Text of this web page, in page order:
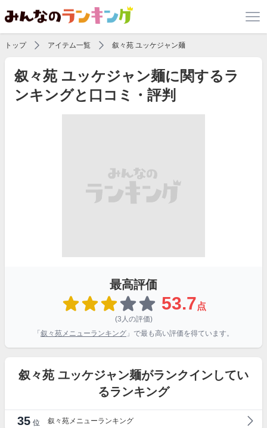
トップ アイテム一覧 叙々苑 ユッケジャン麺
叙々苑 ユッケジャン麺に関するラ
ンキングと口コミ・評判
最高評価
53.7点
(3人の評価)
「 叙々苑メニューランキング 」で最も高い評価を得ています。
叙々苑 ユッケジャン麺がランクインしてい
るランキング
35 位
叙々苑メニューランキング